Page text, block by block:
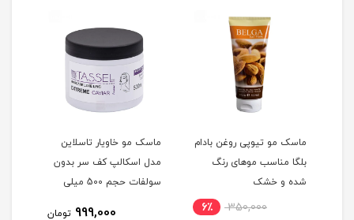
ماسک مو تیوپی روغن بادام
بلگا مناسب موهای رنگ
شده و خشک
350,000 6٪
ماسک مو خاویار تاسلاین
مدل اسکالپ کف سر بدون
سولفات حجم 500 میلی
999,000 تومان